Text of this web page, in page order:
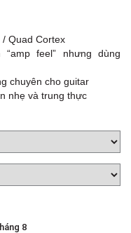
Quad Cortex
feel” nhưng dùng
chuyên cho guitar
nhẹ và trung thực
8